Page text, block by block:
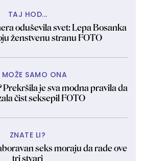
TAJ HOD...
oduševila svet: Lepa Bosanka
ženstvenu stranu FOTO
SAMO ONA
Prekršila je sva modna pravila da
čist seksepil FOTO
ZNATE LI?
seks moraju da rade ove
tri stvari